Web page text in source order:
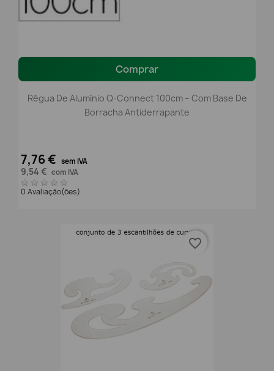
Comprar
Régua De Alumínio Q-Connect 100cm – Com Base De
Borracha Antiderrapante
7,76 € sem IVA
9,54 € com IVA
0 Avaliação(ões)
favorite_border